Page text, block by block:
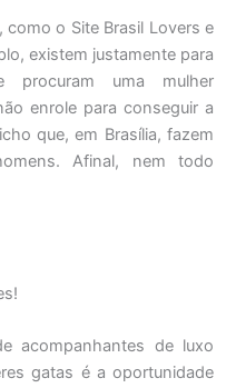
como o Site Brasil Lovers e
existem justamente para
uma mulher
enrole para conseguir a
que, em Brasília, fazem
Afinal, nem todo
acompanhantes de luxo
gatas é a oportunidade